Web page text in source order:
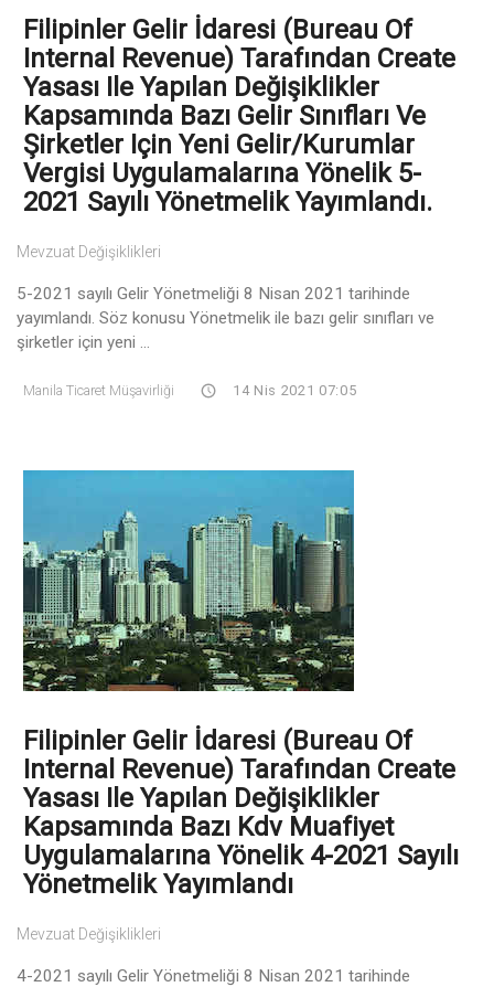
Filipinler Gelir İdaresi (Bureau Of
Internal Revenue) Tarafından Create
Yasası Ile Yapılan Değişiklikler
Kapsamında Bazı Gelir Sınıfları Ve
Şirketler Için Yeni Gelir/Kurumlar
Vergisi Uygulamalarına Yönelik 5-
2021 Sayılı Yönetmelik Yayımlandı.
Mevzuat Değişiklikleri
5-2021 sayılı Gelir Yönetmeliği 8 Nisan 2021 tarihinde
yayımlandı. Söz konusu Yönetmelik ile bazı gelir sınıfları ve
şirketler için yeni ...
Manila Ticaret Müşavirliği 14 Nis 2021 07:05
Filipinler Gelir İdaresi (Bureau Of
Internal Revenue) Tarafından Create
Yasası Ile Yapılan Değişiklikler
Kapsamında Bazı Kdv Muafiyet
Uygulamalarına Yönelik 4-2021 Sayılı
Yönetmelik Yayımlandı
Mevzuat Değişiklikleri
4-2021 sayılı Gelir Yönetmeliği 8 Nisan 2021 tarihinde